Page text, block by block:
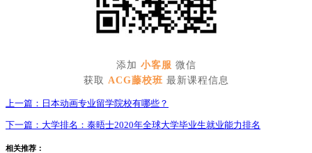
添加 小客服 微信
获取 ACG藤校班 最新课程信息
上一篇： 日本动画专业留学院校有哪些？
下一篇： 大学排名：泰晤士2020年全球大学毕业生就业能力排名
相关推荐：